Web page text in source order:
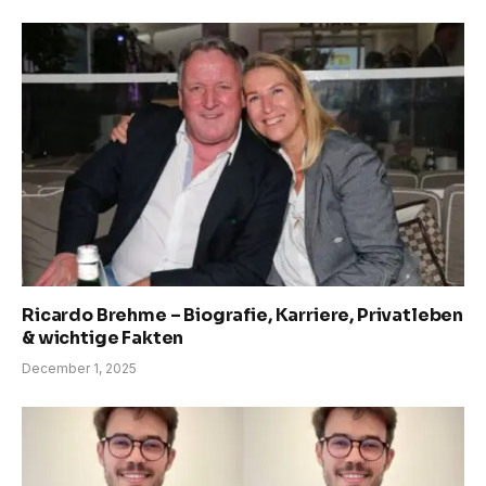
Ricardo Brehme – Biografie, Karriere, Privatleben
& wichtige Fakten
December 1, 2025